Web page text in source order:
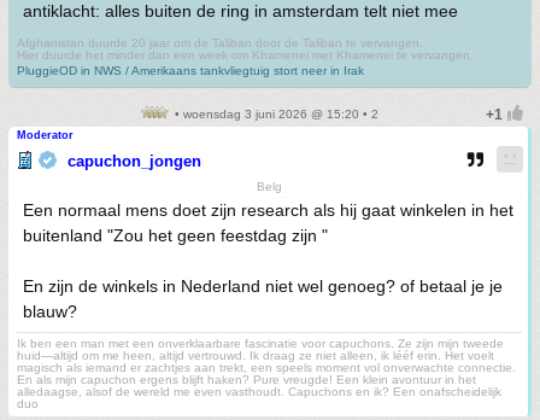
antiklacht: alles buiten de ring in amsterdam telt niet mee
Afghanistan duurde 20 jaar om de Taliban door de Taliban te vervangen.
Hier duurde het minder dan een week om Khamenei met Khamenei te vervangen.
PluggieOD in NWS / Amerikaans tankvliegtuig stort neer in Irak
• woensdag 3 juni 2026 @ 15:20 • 2
Moderator
capuchon_jongen
Belg
Een normaal mens doet zijn research als hij gaat winkelen in het
buitenland "Zou het geen feestdag zijn "
En zijn de winkels in Nederland niet wel genoeg? of betaal je je
blauw?
Ik ben een man met een onverklaarbare fascinatie voor capuchons. Ze zijn mijn tweede
huid—altijd om me heen, altijd vertrouwd. Ik draag ze niet alleen, ik lééf erin. Het voelt
magisch als iemand er zachtjes aan trekt, een speels moment vol onverwachte connectie.
En als mijn capuchon ergens blijft haken? Pure vreugde! Een klein avontuur in het
alledaagse, alsof de wereld me even vasthoudt. Capuchons en ik? Een onafscheidelijk
duo